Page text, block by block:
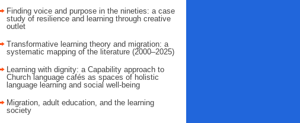
Finding voice and purpose in the nineties: a case
study of resilience and learning through creative
outlet
Transformative learning theory and migration: a
systematic mapping of the literature (2000–2025)
Learning with dignity: a Capability approach to
Church language cafés as spaces of holistic
language learning and social well-being
Migration, adult education, and the learning
society